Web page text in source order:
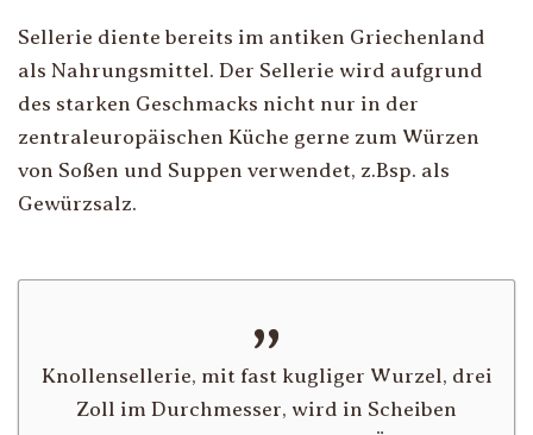
Sellerie diente bereits im antiken Griechenland
als Nahrungsmittel. Der Sellerie wird aufgrund
des starken Geschmacks nicht nur in der
zentraleuropäischen Küche gerne zum Würzen
von Soßen und Suppen verwendet, z.Bsp. als
Gewürzsalz.
Knollensellerie, mit fast kugliger Wurzel, drei
Zoll im Durchmesser, wird in Scheiben